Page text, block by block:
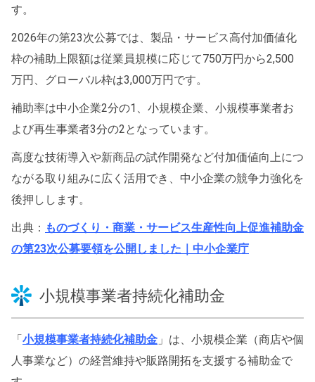
す。
2026年の第23次公募では、製品・サービス高付加価値化
枠の補助上限額は従業員規模に応じて750万円から2,500
万円、グローバル枠は3,000万円です。
補助率は中小企業2分の1、小規模企業、小規模事業者お
よび再生事業者3分の2となっています。
高度な技術導入や新商品の試作開発など付加価値向上につ
ながる取り組みに広く活用でき、中小企業の競争力強化を
後押しします。
出典： ものづくり・商業・サービス生産性向上促進補助金
の第23次公募要領を公開しました｜中小企業庁
小規模事業者持続化補助金
「小規模事業者持続化補助金 」は、小規模企業（商店や個
人事業など）の経営維持や販路開拓を支援する補助金で